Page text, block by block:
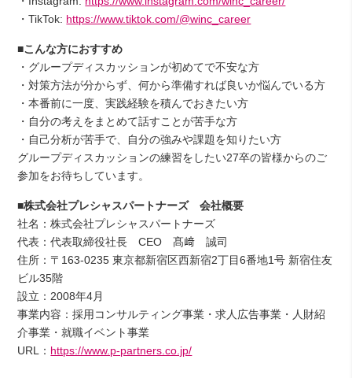
・TikTok: https://www.tiktok.com/@winc_career
■こんな方におすすめ
・グループディスカッションが初めてで不安な方
・対策方法が分からず、何から準備すれば良いか悩んでいる方
・本番前に一度、実践経験を積んでおきたい方
・自分の考えをまとめて話すことが苦手な方
・自己分析が苦手で、自分の強みや課題を知りたい方
グループディスカッションの練習をしたい27卒の皆様からのご
参加をお待ちしています。
■株式会社プレシャスパートナーズ 会社概要
社名：株式会社プレシャスパートナーズ
代表：代表取締役社長 CEO 髙﨑 誠司
住所：〒163-0235 東京都新宿区西新宿2丁目6番地1号 新宿住友
ビル35階
設立：2008年4月
事業内容：採用コンサルティング事業・求人広告事業・人財紹
介事業・就職イベント事業
URL： https://www.p-partners.co.jp/